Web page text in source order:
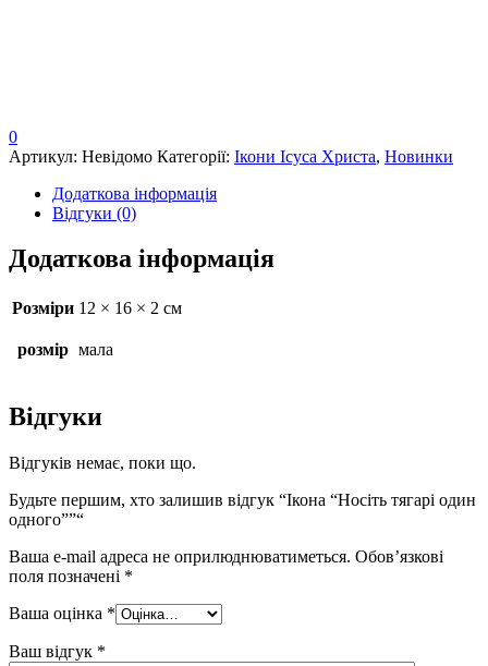
0
Артикул: Невідомо Категорії: Ікони Ісуса Христа, Новинки
Додаткова інформація
Відгуки (0)
Додаткова інформація
Розміри 12 × 16 × 2 см
розмір мала
Відгуки
Відгуків немає, поки що.
Будьте першим, хто залишив відгук “Ікона “Носіть тягарі один
одного””“
Ваша e-mail адреса не оприлюднюватиметься. Обов’язкові
поля позначені *
Ваша оцінка *
Ваш відгук *